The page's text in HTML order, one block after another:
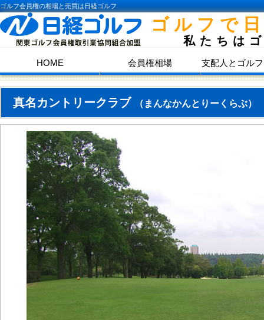
ゴルフ会員権の相場と売買は日経ゴルフ
ゴルフで
私たちは
HOME 会員権相場 支配人とゴル
真名カントリークラブ （まんなかんとりーくらぶ）